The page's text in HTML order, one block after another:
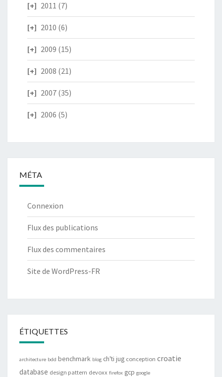
2011 (7)
2010 (6)
2009 (15)
2008 (21)
2007 (35)
2006 (5)
MÉTA
Connexion
Flux des publications
Flux des commentaires
Site de WordPress-FR
ÉTIQUETTES
architecture bdd benchmark blog ch'ti jug conception croatie
database design pattern devoxx firefox gcp google